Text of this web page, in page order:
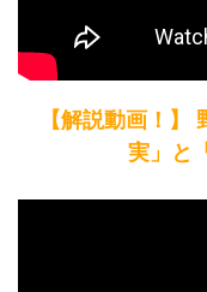
【解説動画！】
実」と